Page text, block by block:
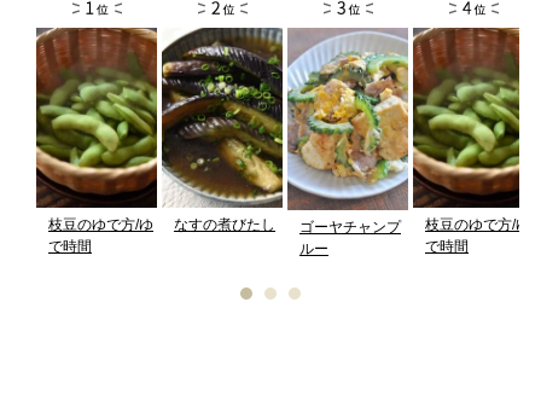
枝豆のゆで方/ゆ
で時間
なすの煮びたし
ゴーヤチャンプ
ルー
枝豆のゆで方/ゆ
で時間